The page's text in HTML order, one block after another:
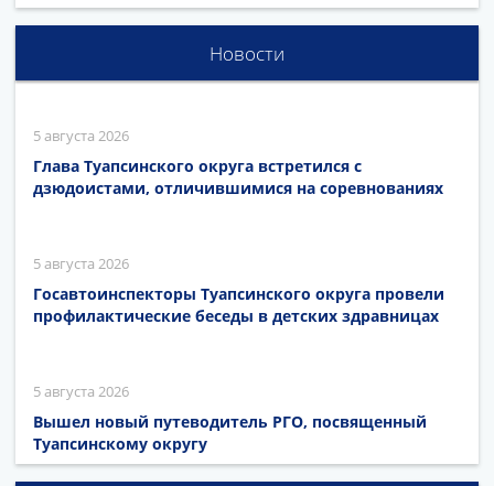
Новости
5 августа 2026
Глава Туапсинского округа встретился с
дзюдоистами, отличившимися на соревнованиях
5 августа 2026
Госавтоинспекторы Туапсинского округа провели
профилактические беседы в детских здравницах
5 августа 2026
Вышел новый путеводитель РГО, посвященный
Туапсинскому округу